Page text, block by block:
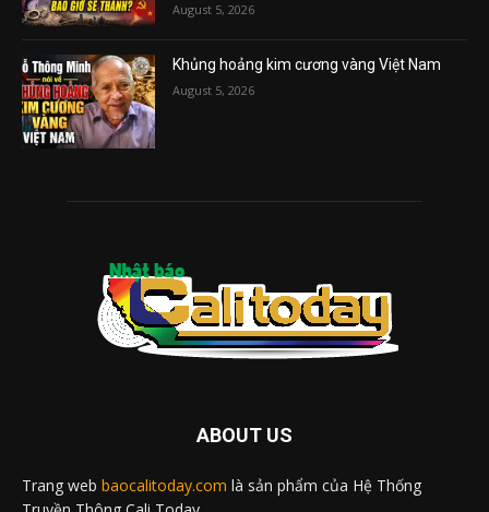
August 5, 2026
Khủng hoảng kim cương vàng Việt Nam
August 5, 2026
ABOUT US
Trang web baocalitoday.com là sản phẩm của Hệ Thống